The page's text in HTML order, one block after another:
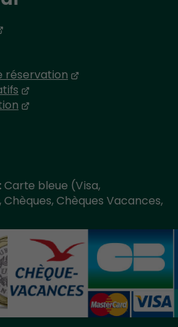
Carte bleue (Visa,
Chèques Vacances,
réservation